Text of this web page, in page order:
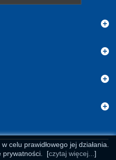
celu prawidłowego jej działania.
prywatności.
[czytaj więcej... ]